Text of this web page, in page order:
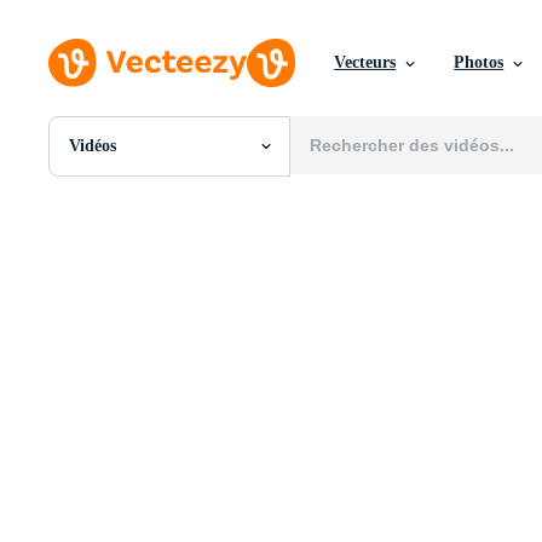
Vecteurs Photos
Vidéos
Toutes Images